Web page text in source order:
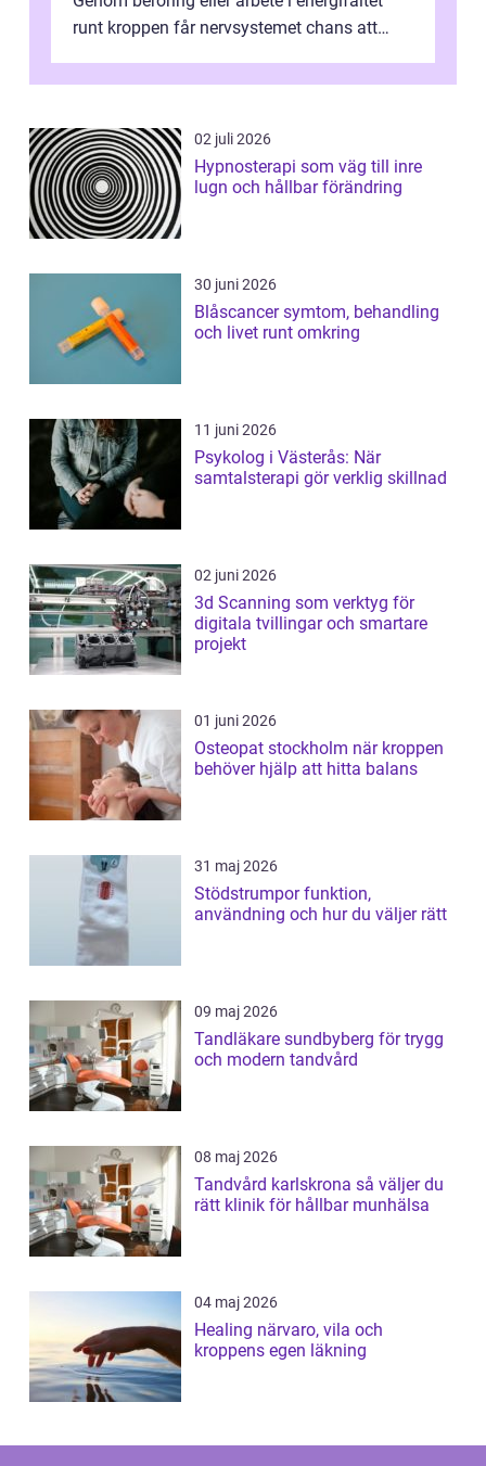
runt kroppen får nervsystemet chans att
02 juli 2026
Hypnosterapi som väg till inre
lugn och hållbar förändring
30 juni 2026
Blåscancer symtom, behandling
och livet runt omkring
11 juni 2026
Psykolog i Västerås: När
samtalsterapi gör verklig skillnad
02 juni 2026
3d Scanning som verktyg för
digitala tvillingar och smartare
projekt
01 juni 2026
Osteopat stockholm när kroppen
behöver hjälp att hitta balans
31 maj 2026
Stödstrumpor funktion,
användning och hur du väljer rätt
09 maj 2026
Tandläkare sundbyberg för trygg
och modern tandvård
08 maj 2026
Tandvård karlskrona så väljer du
rätt klinik för hållbar munhälsa
04 maj 2026
Healing närvaro, vila och
kroppens egen läkning